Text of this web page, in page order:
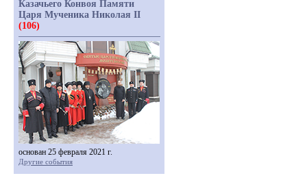
Казачьего Конвоя Памяти
Царя Мученика Николая II
(106)
основан 25 февраля 2021 г.
Другие события